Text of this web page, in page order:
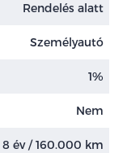
Rendelés alatt
Személyautó
1%
Nem
8 év / 160.000 km